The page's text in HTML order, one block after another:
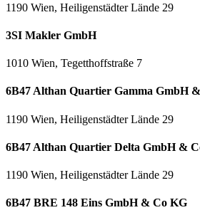
1190 Wien, Heiligenstädter Lände 29
3SI Makler GmbH
1010 Wien, Tegetthoffstraße 7
6B47 Althan Quartier Gamma GmbH
1190 Wien, Heiligenstädter Lände 29
6B47 Althan Quartier Delta GmbH &
1190 Wien, Heiligenstädter Lände 29
6B47 BRE 148 Eins GmbH & Co KG